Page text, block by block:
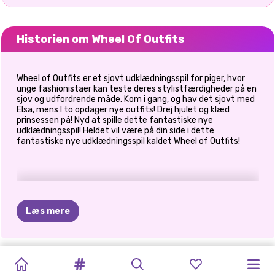
Historien om Wheel Of Outfits
Wheel of Outfits er et sjovt udklædningsspil for piger, hvor
unge fashionistaer kan teste deres stylistfærdigheder på en
sjov og udfordrende måde. Kom i gang, og hav det sjovt med
Elsa, mens I to opdager nye outfits! Drej hjulet og klæd
prinsessen på! Nyd at spille dette fantastiske nye
udklædningsspil! Heldet vil være på din side i dette
fantastiske nye udklædningsspil kaldet Wheel of Outfits!
Læs mere
MODE
TRENDS:
K-POP
MERMAIDCORE
ÆSTETIK
FASHION
GOTH
PRINXY
HOUSE
TIKTOK
EFTERÅRSMODE
CYBERPUNK
CITY
PRINCESSES